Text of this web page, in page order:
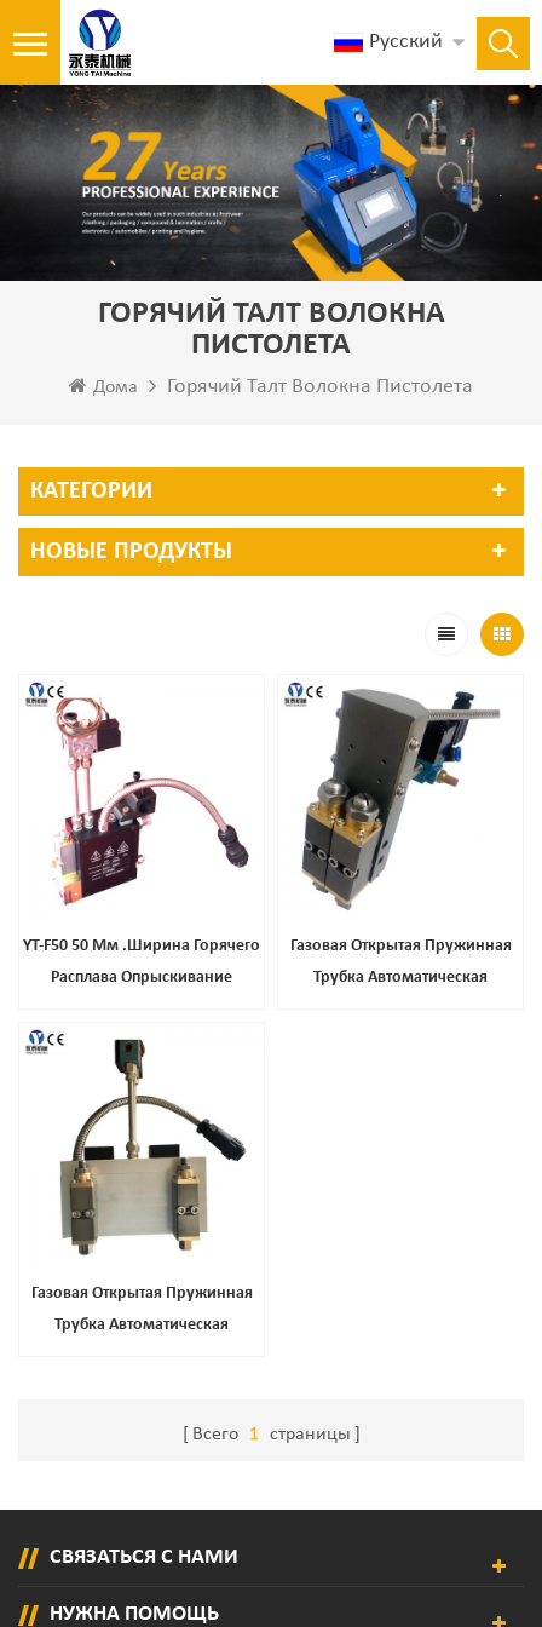
Русский
ГОРЯЧИЙ ТАЛТ ВОЛОКНА
ПИСТОЛЕТА
Дома Горячий Талт Волокна Пистолета
КАТЕГОРИИ
НОВЫЕ ПРОДУКТЫ
YT-F50 50 Мм .Ширина Горячего
Расплава Опрыскивание
Газовая Открытая Пружинная
Трубка Автоматическая
Газовая Открытая Пружинная
Трубка Автоматическая
Всего 1 страницы
СВЯЗАТЬСЯ С НАМИ
НУЖНА ПОМОЩЬ